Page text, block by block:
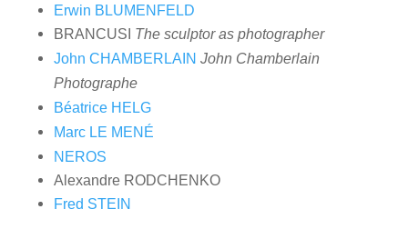
Erwin BLUMENFELD
BRANCUSI The sculptor as photographer
John CHAMBERLAIN John Chamberlain
Photographe
Béatrice HELG
Marc LE MENÉ
NEROS
Alexandre RODCHENKO
Fred STEIN